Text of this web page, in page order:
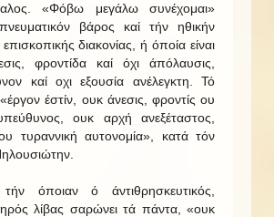
«Φόβω μεγάλω συνέχομαι»
βάρος καί τήν ηθικήν
διακονίας, ή όποία είναι
φροντίδα καί όχι άπόλαυσις,
καί οχι εξουσία ανέλεγκτη. Τό
έστίν, ουκ άνεσις, φροντίς ου
ουκ αρχή ανεξέταστος,
τυραννική αυτονομία», κατά τόν
όποιαν ό άντιθρησκευτικός,
λίβας σαρώνει τά πάντα, «ουκ